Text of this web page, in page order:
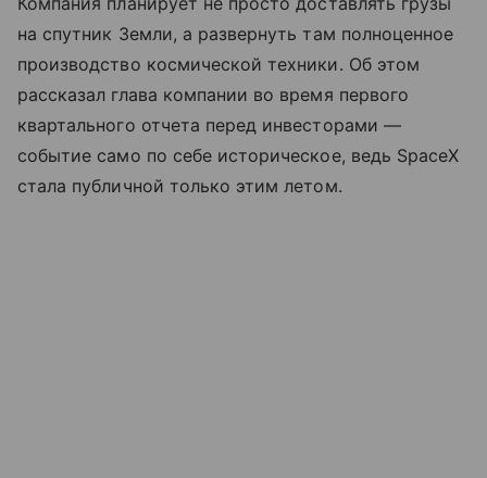
на спутник Земли, а развернуть там полноценное
производство космической техники. Об этом
рассказал глава компании во время первого
квартального отчета перед инвесторами —
событие само по себе историческое, ведь SpaceX
стала публичной только этим летом.